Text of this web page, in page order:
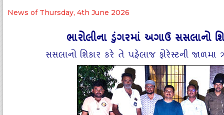
News of Thursday, 4th June 2026
ભારોલીના ડુંગરમાં અગાઉ સસલાનો
સસલાનો શિકાર કરે તે પહેલાજ ફોરેસ્‍ટની જાળમા